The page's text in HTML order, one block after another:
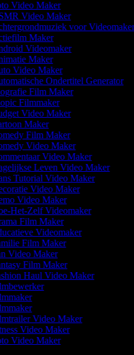
Video Maker
Video Maker
voor Videomaker
Maker
Videomaker
Maker
Video Maker
Ondertitel Generator
Film Maker
Filmmaker
Video Maker
Maker
Film Maker
Video Maker
Video Maker
Leven Video Maker
Tutorial Video Maker
Video Maker
Video Maker
Het-Zelf Videomaker
Film Maker
Videomaker
Film Maker
Video Maker
Film Maker
Haul Video Maker
Video Maker
Video Maker
Video Maker